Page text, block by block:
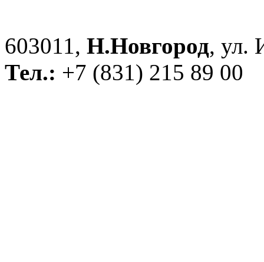
603011, Н.Новгород, ул.
Тел.: +7 (831) 215 89 00